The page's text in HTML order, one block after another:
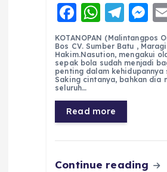
F
a
c
e
b
o
o
k
W
h
a
ts
A
p
p
T
el
e
g
r
a
m
M
e
ss
e
n
KOTANOPAN (Malintangpos
Bos CV. Sumber Batu ,
Hakim.Nasution, mengakui
sepak bola sudah menjadi
penting dalam kehidupannya
Saking cintanya, bahkan dia
seluruh…
Read more
Continue reading